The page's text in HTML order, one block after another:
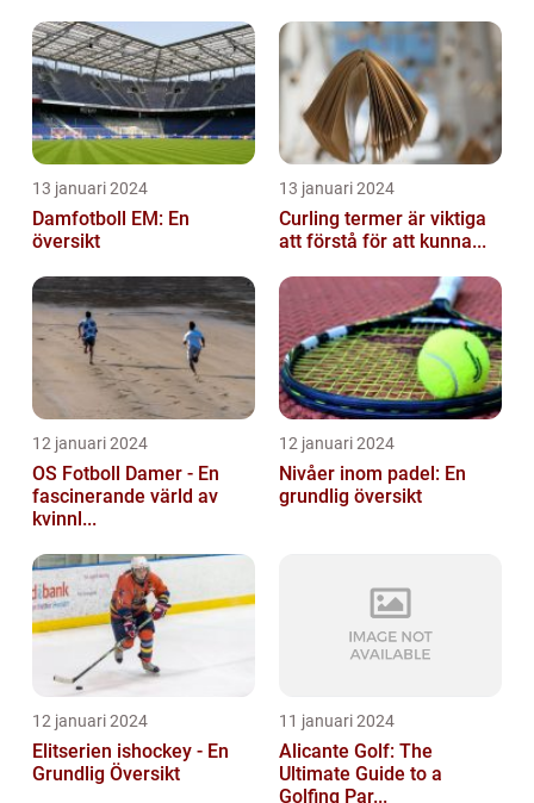
13 januari 2024
Damfotboll EM: En
översikt
13 januari 2024
Curling termer är viktiga
att förstå för att kunna...
12 januari 2024
OS Fotboll Damer - En
fascinerande värld av
kvinnl...
12 januari 2024
Nivåer inom padel: En
grundlig översikt
12 januari 2024
Elitserien ishockey - En
Grundlig Översikt
11 januari 2024
Alicante Golf: The
Ultimate Guide to a
Golfing Par...